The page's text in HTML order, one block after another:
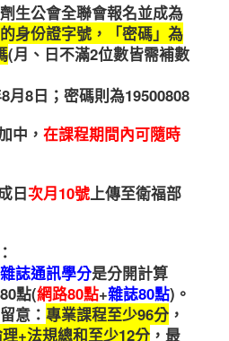
生公會全聯會報名並成為
的身份證字號，「密碼」為
(月、日不滿2位數皆需補數
月8日；密碼則為19500808
中 ， 在課程期間內可隨時
日次月10號上傳至衛福部
雜誌通訊學分是分開計算
點(網路80點+雜誌80點)。
意： 專業課程至少96分 ，
+法規總和至少12分 ，最